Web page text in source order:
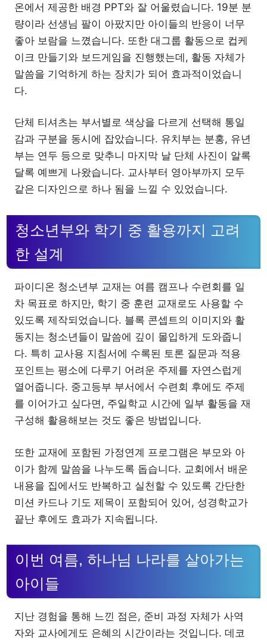
온에서 제공한 배경 PPT와 잘 어울렸습니다. 19분 분
량이라 선생님 팔이 아팠지만 아이들의 반응이 너무
좋아 보람을 느꼈습니다. 또한 대그룹 활동으로 컵케
이크 만들기와 보드게임을 진행했는데, 활동 자체가
말씀을 기억하게 하는 장치가 되어 효과적이었습니
다.
단체 티셔츠는 부서별로 색상을 다르게 선택해 통일
감과 구분을 동시에 잡았습니다. 유치부는 분홍, 유년
부는 연두 등으로 맞추니 마지막 날 단체 사진이 알록
달록 예쁘게 나왔습니다. 교사부터 영아부까지 모두
같은 디자인으로 하나 됨을 느낄 수 있었습니다.
청소년부와 학기 중 활용까지 고려
한 설계
파이디온 청소년부 교재는 여름 캠프나 수련회를 일
차 목표로 하지만, 학기 중 훈련 교재로도 사용할 수
있도록 제작되었습니다. 블록 콘셉트의 이미지와 활
동지는 청소년들이 말씀에 깊이 몰입하게 도와줍니
다. 특히 교사용 지침서에 수록된 토론 질문과 적용
포인트는 평소에 다루기 어려운 주제를 자연스럽게
열어줍니다. 중고등부 부서에서 수련회 후에도 주제
를 이어가고 싶다면, 주일학교 시간에 일부 활동을 재
구성해 활용해보는 것도 좋은 방법입니다.
또한 교재에 포함된 가정연계 프로그램은 부모와 아
이가 함께 말씀을 나누도록 돕습니다. 교회에서 배운
내용을 집에서도 반복하고 실천할 수 있도록 간단한
미션 카드나 기도 제목이 포함되어 있어, 성경학교가
끝난 후에도 효과가 지속됩니다.
이번 여름, 하나님 나라를 살아가는
아이들
지난 경험을 통해 느낀 점은, 준비 과정 자체가 사역
자와 교사에게도 은혜의 시간이라는 것입니다. 데코